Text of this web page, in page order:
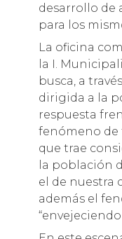
desarrollo de
para los
La oficina
la I.
busca, a
dirigida a la
respuesta
fenómeno de
que trae
la población
el de nuestra
además el
“envejeciendo